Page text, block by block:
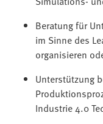
Beratung für
im Sinne des
organisieren
Unterstützung
Industrie 4.0